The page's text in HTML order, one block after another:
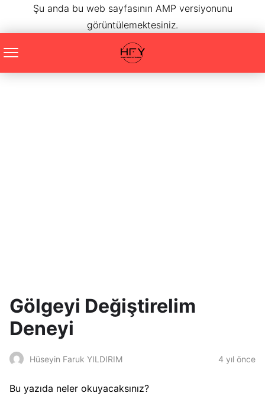
Şu anda bu web sayfasının AMP versiyonunu
görüntülemektesiniz.
Gölgeyi Değiştirelim
Deneyi
Hüseyin Faruk YILDIRIM 4 yıl önce
Bu yazıda neler okuyacaksınız?